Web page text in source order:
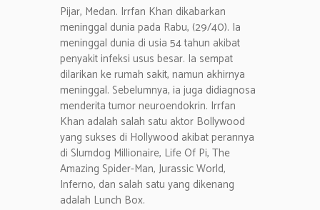
OLAHRAGA
OPINI
Pijar, Medan. Irrfan Khan dikabarkan
meninggal dunia pada Rabu, (29/40). Ia
meninggal dunia di usia 54 tahun akibat
penyakit infeksi usus besar. Ia sempat
dilarikan ke rumah sakit, namun akhirnya
meninggal. Sebelumnya, ia juga didiagnosa
menderita tumor neuroendokrin. Irrfan
Khan adalah salah satu aktor Bollywood
yang sukses di Hollywood akibat perannya
di Slumdog Millionaire, Life Of Pi, The
Amazing Spider-Man, Jurassic World,
Inferno, dan salah satu yang dikenang
adalah Lunch Box.